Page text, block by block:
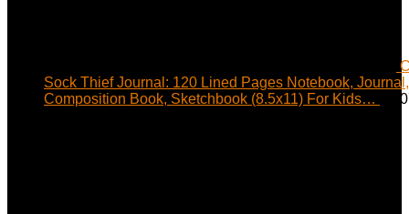
Sock Thief Journal: 120 Lined Pages Notebook,
Composition Book, Sketchbook (8.5x11) For Kids…